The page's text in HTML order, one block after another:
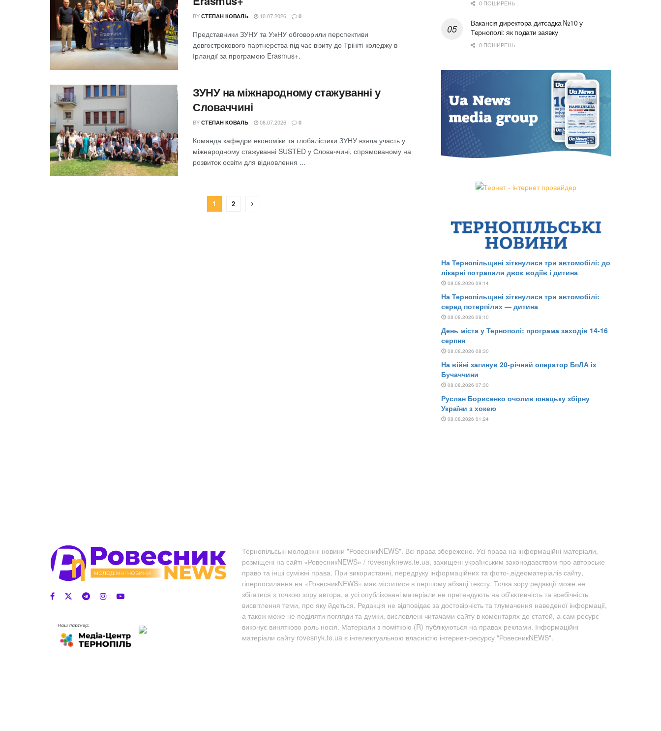
BY СТЕПАН КОВАЛЬ 10.07.2026 0
Представники ЗУНУ та УжНУ обговорили перспективи
довгострокового партнерства під час візиту до Трініті-коледжу в
Ірландії за програмою Erasmus+.
ЗУНУ на міжнародному стажуванні у
Словаччині
BY СТЕПАН КОВАЛЬ 08.07.2026 0
Команда кафедри економіки та глобалістики ЗУНУ взяла участь у
міжнародному стажуванні SUSTED у Словаччині, спрямованому на
розвиток освіти для відновлення ...
1 2
0 ПОШИРЕНЬ
Вакансія директора дитсадка №10 у
Тернополі: як подати заявку
0 ПОШИРЕНЬ
Тернопільські молодіжні новини "РовесникNEWS". Всі права збережено. Усі права на інформаційні матеріали,
розміщені на сайті «РовесникNEWS» / rovesnyknews.te.ua, захищені українським законодавством про авторське
право та інші суміжні права. При використанні, передруку інформаційних та фото-,відеоматеріалів сайту,
гіперпосилання на «РовесникNEWS» має міститися в першому абзаці тексту. Точка зору редакції може не
збігатися з точкою зору автора, а усі опубліковані матеріали не претендують на об'єктивність та всебічність
висвітлення теми, про яку йдеться. Редакція не відповідає за достовірність та тлумачення наведеної інформації,
а також може не поділяти погляди та думки, висловлені читачами сайту в коментарях до статей, а сам ресурс
виконує винятково роль носія. Матеріали з поміткою (R) публікуються на правах реклами. Інформаційні
матеріали сайту rovesnyk.te.ua є інтелектуальною власністю інтернет-ресурсу "РовесникNEWS".